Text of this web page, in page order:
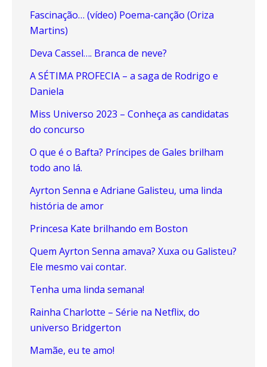
Fascinação… (vídeo) Poema-canção (Oriza
Martins)
Deva Cassel…. Branca de neve?
A SÉTIMA PROFECIA – a saga de Rodrigo e
Daniela
Miss Universo 2023 – Conheça as candidatas
do concurso
O que é o Bafta? Príncipes de Gales brilham
todo ano lá.
Ayrton Senna e Adriane Galisteu, uma linda
história de amor
Princesa Kate brilhando em Boston
Quem Ayrton Senna amava? Xuxa ou Galisteu?
Ele mesmo vai contar.
Tenha uma linda semana!
Rainha Charlotte – Série na Netflix, do
universo Bridgerton
Mamãe, eu te amo!